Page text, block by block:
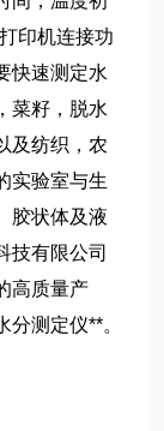
印机连接功
快速测定水
菜籽，脱水
及纺织，农
实验室与生
胶状体及液
技有限公司
高质量产
测定仪**。